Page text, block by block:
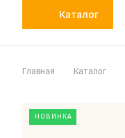
Каталог
Главная Каталог
НОВИНКА